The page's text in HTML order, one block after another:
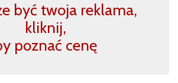
być twoja reklama,
kliknij,
poznać cenę